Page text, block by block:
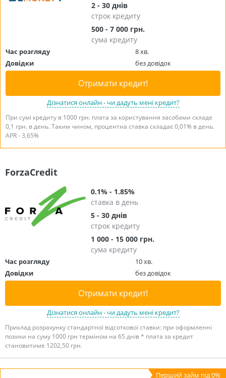
2 - 30 днів
строк кредиту
500 - 7 000 грн.
сума кредиту
Час розгляду
8 хв.
Довідки
без довідок
Отримати кредит!
Дізнатися онлайн - чи дадуть мені кредит?
При сумі кредиту в 1000 грн. плата за користування засобами складе
0,1 грн. в день. Таким чином, процентна ставка складає 0,01% в день.
APR - 3,65%
ForzaCredit
0.1% - 1.85%
ставка в день
5 - 30 днів
строк кредиту
1 000 - 15 000 грн.
сума кредиту
Час розгляду
10 хв.
Довідки
без довідок
Отримати кредит!
Дізнатися онлайн - чи дадуть мені кредит?
Приклад розрахунку стандартної відсоткової ставки: при оформленні
позики на суму 1000 грн терміном на 65 днів * плата за кредит
становитиме 1202,50 грн.